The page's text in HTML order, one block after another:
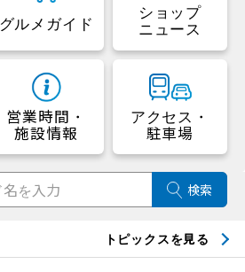
グルメガイド
ショップ
ニュース
営業時間・
施設情報
アクセス・
駐車場
検索
トピックスを見る